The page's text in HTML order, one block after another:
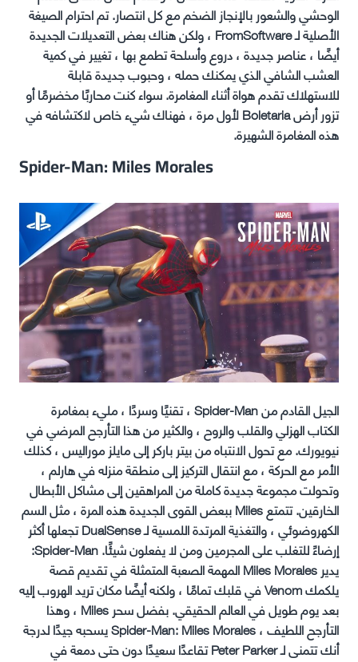
الوحشي والشعور بالإنجاز الضخم مع كل انتصار. تم احترام الصيغة
الأصلية لـ FromSoftware ، ولكن هناك بعض التعديلات الجديدة
أيضًا ، عناصر جديدة ، دروع وأسلحة تطمع بها ، تغيير في كمية
العشب الشافي الذي يمكنك حمله ، وحبوب جديدة قابلة
للاستهلاك تقدم هواة أثناء المغامرة. سواء كنت محاربًا مخضرمًا أو
تزور أرض Boletaria لأول مرة ، فهناك شيء خاص لاكتشافه في
هذه المغامرة الشهيرة.
Spider-Man: Miles Morales
الجيل القادم من Spider-Man ، تقنيًا وسردًا ، مليء بمغامرة
الكتاب الهزلي والقلب والروح ، والكثير من هذا التأرجح المرضي في
نيويورك. مع تحول الانتباه من بيتر باركر إلى مايلز موراليس ، كذلك
الأمر مع الحركة ، مع انتقال التركيز إلى منطقة منزله في هارلم ،
وتحولت مجموعة جديدة كاملة من المراهقين إلى مشاكل الأبطال
الخارقين. تتمتع Miles ببعض القوى الجديدة هذه المرة ، مثل السم
الكهروضوئي ، والتغذية المرتدة اللمسية لـ DualSense تجعلها أكثر
إرضاءً للتغلب على المجرمين ومن لا يفعلون شيئًا. Spider-Man:
يدير Miles Morales المهمة الصعبة المتمثلة في تقديم قصة
يلكمك Venom في قلبك تمامًا ، ولكنه أيضًا مكان تريد الهروب إليه
بعد يوم طويل في العالم الحقيقي. بفضل سحر Miles ، وهذا
التأرجح اللطيف ، Spider-Man: Miles Morales يسحبه جيدًا لدرجة
أنك تتمنى لـ Peter Parker تقاعدًا سعيدًا دون حتى دمعة في